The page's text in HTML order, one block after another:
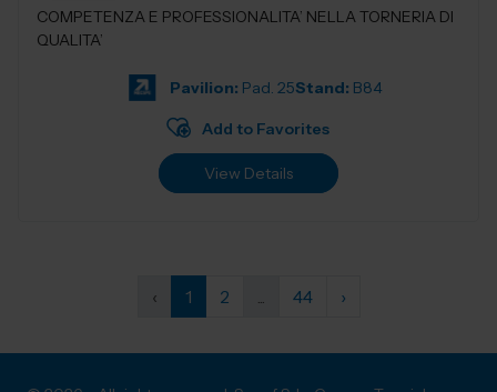
COMPETENZA E PROFESSIONALITA’ NELLA TORNERIA DI
QUALITA’
Pavilion: Pad. 25Stand: B84
Add to Favorites
View Details
‹ 1 2 ... 44 ›